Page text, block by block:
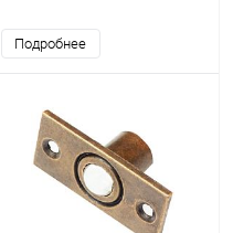
Подробнее